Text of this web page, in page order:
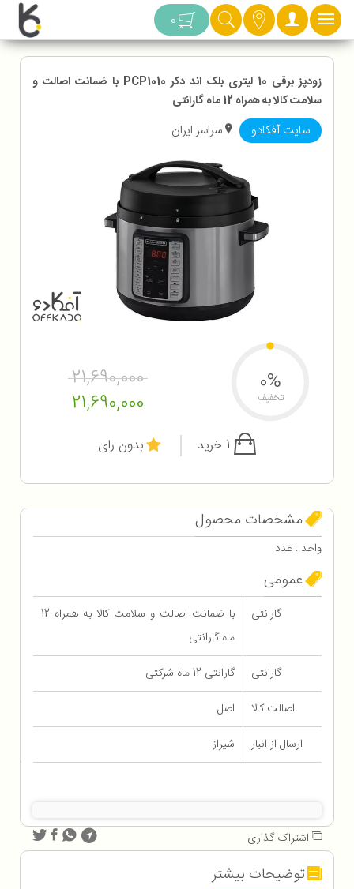
دسته بندی 0
زودپز برقی 10 لیتری بلک اند دکر PCP1010 با ضمانت اصالت و
سلامت کالا به همراه 12 ماه گارانتی
سایت آفکادو سراسر ایران
21,690,000
21,690,000
0%
تخفیف
بدون رای
مشخصات محصول
واحد : عدد
عمومی
گارانتی
با ضمانت اصالت و سلامت کالا به همراه 12
ماه گارانتی
گارانتی
گارانتی 12 ماه شرکتی
اصالت کالا
اصل
ارسال از انبار
شیراز
اشتراک گذاری
توضیحات بیشتر